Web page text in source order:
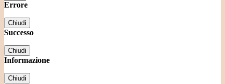
Errore
Chiudi
Successo
Chiudi
Informazione
Chiudi